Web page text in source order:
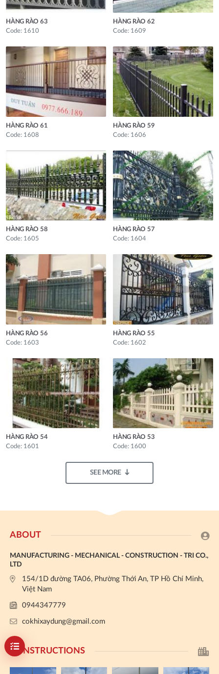
HÀNG RÀO 63
Code: 1610
HÀNG RÀO 62
Code: 1609
HÀNG RÀO 61
Code: 1608
HÀNG RÀO 59
Code: 1606
HÀNG RÀO 58
Code: 1605
HÀNG RÀO 57
Code: 1604
HÀNG RÀO 56
Code: 1603
HÀNG RÀO 55
Code: 1602
HÀNG RÀO 54
Code: 1601
HÀNG RÀO 53
Code: 1600
SEE MORE
ABOUT
MANUFACTURING - MECHANICAL - CONSTRUCTION - TRI CO.,
LTD
154/1D đường TA06, Phường Thới An, TP Hồ Chí Minh,
Việt Nam
0944347779
cokhixaydung@gmail.com
CONSTRUCTIONS